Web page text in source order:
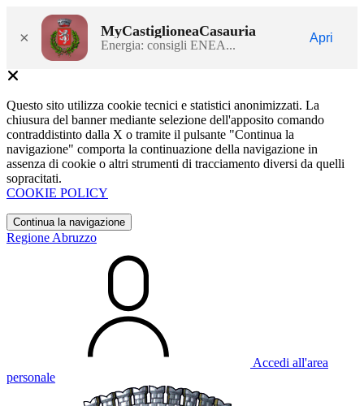
× MyCastiglioneaCasauria
Energia: consigli ENEA...
Apri
Questo sito utilizza cookie tecnici e statistici anonimizzati. La
chiusura del banner mediante selezione dell'apposito comando
contraddistinto dalla X o tramite il pulsante "Continua la
navigazione" comporta la continuazione della navigazione in
assenza di cookie o altri strumenti di tracciamento diversi da quelli
sopracitati.
COOKIE POLICY
Continua la navigazione
Regione Abruzzo
Accedi all'area
personale